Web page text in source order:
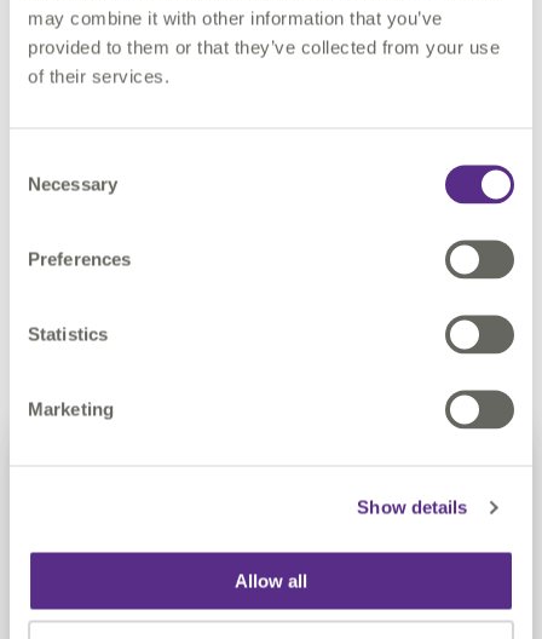
may combine it with other information that you’ve
provided to them or that they’ve collected from your use
of their services.
Selection
Necessary
Preferences
Statistics
Marketing
Show details
Allow all
aider à récolter, stocker, gérer et interpréter des données
géospatiales. Notre approche ouverte d’excellence en matière
d’information garantit que nos outils, procédures et données
Pour plus d’informations sur nos capacités à rendre vos
contactez-nous